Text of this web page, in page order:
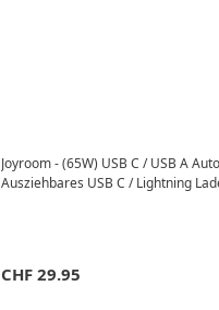
Joyroom - (65W) USB C / USB A
Ausziehbares USB C / Lightning
CHF 29.95